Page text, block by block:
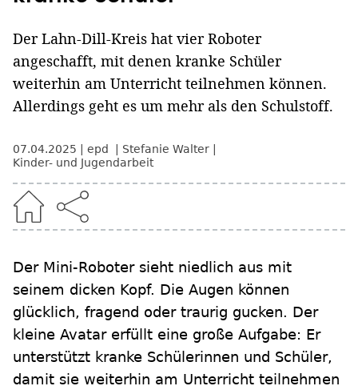
Der Lahn-Dill-Kreis hat vier Roboter
angeschafft, mit denen kranke Schüler
weiterhin am Unterricht teilnehmen können.
Allerdings geht es um mehr als den Schulstoff.
07.04.2025 epd
Stefanie Walter
Kinder- und Jugendarbeit
Der Mini-Roboter sieht niedlich aus mit
seinem dicken Kopf. Die Augen können
glücklich, fragend oder traurig gucken. Der
kleine Avatar erfüllt eine große Aufgabe: Er
unterstützt kranke Schülerinnen und Schüler,
damit sie weiterhin am Unterricht teilnehmen